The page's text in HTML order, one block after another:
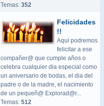
Temas: 352
Felicidades
!!
Aqui podremos
felicitar a ese
compañer@ que cumple años o
celebra cualquier dia especial como
un aniversario de bodas, el dia del
padre o de la madre, el nacimiento
de un pequeñ@ Explorad@r...
Temas: 512